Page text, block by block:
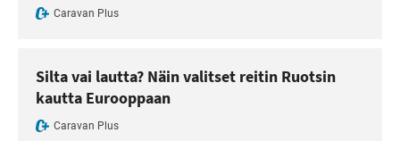
Caravan Plus
Silta vai lautta? Näin valitset reitin Ruotsin
kautta Eurooppaan
Caravan Plus